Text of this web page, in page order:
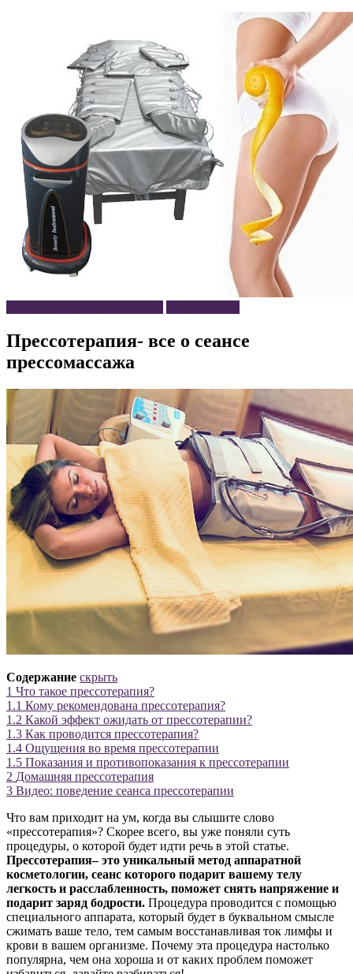
Прессотерапия- все о сеансе
прессомассажа
Содержание скрыть
1 Что такое прессотерапия?
1.1 Кому рекомендована прессотерапия?
1.2 Какой эффект ожидать от прессотерапии?
1.3 Как проводится прессотерапия?
1.4 Ощущения во время прессотерапии
1.5 Показания и противопоказания к прессотерапии
2 Домашняя прессотерапия
3 Видео: поведение сеанса прессотерапии
Что вам приходит на ум, когда вы слышите слово
«прессотерапия»? Скорее всего, вы уже поняли суть
процедуры, о которой будет идти речь в этой статье.
Прессотерапия– это уникальный метод аппаратной
косметологии, сеанс которого подарит вашему телу
легкость и расслабленность, поможет снять напряжение и
подарит заряд бодрости. Процедура проводится с помощью
специального аппарата, который будет в буквальном смысле
сжимать ваше тело, тем самым восстанавливая ток лимфы и
крови в вашем организме. Почему эта процедура настолько
популярна, чем она хороша и от каких проблем поможет